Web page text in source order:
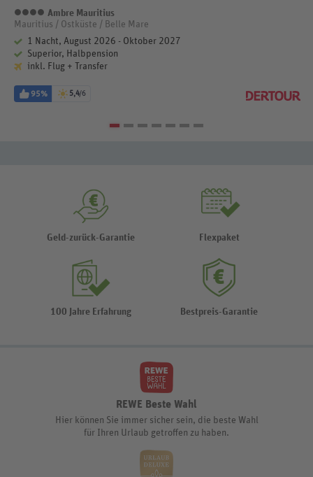
4 Sterne
Ambre Mauritius
Mauritius / Ostküste / Belle Mare
1 Nacht, August 2026 - Oktober 2027
Superior, Halbpension
inkl. Flug + Transfer
95% 5,4/6
Geld-zurück-Garantie Flexpaket
100 Jahre Erfahrung Bestpreis-Garantie
REWE Beste Wahl
Hier können Sie immer sicher sein, die beste Wahl
für Ihren Urlaub getroffen zu haben.